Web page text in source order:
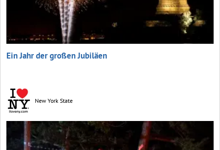
Ein Jahr der großen Jubiläen
New York State